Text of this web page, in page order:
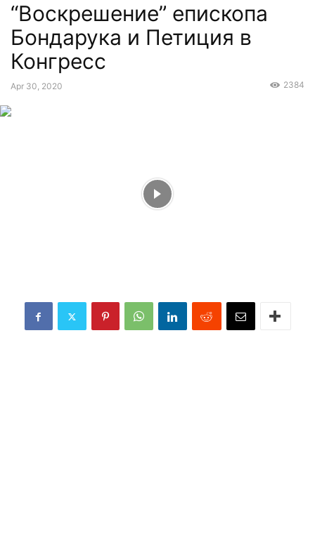
“Воскрешение” епископа
Бондарука и Петиция в
Конгресс
Apr 30, 2020 2384